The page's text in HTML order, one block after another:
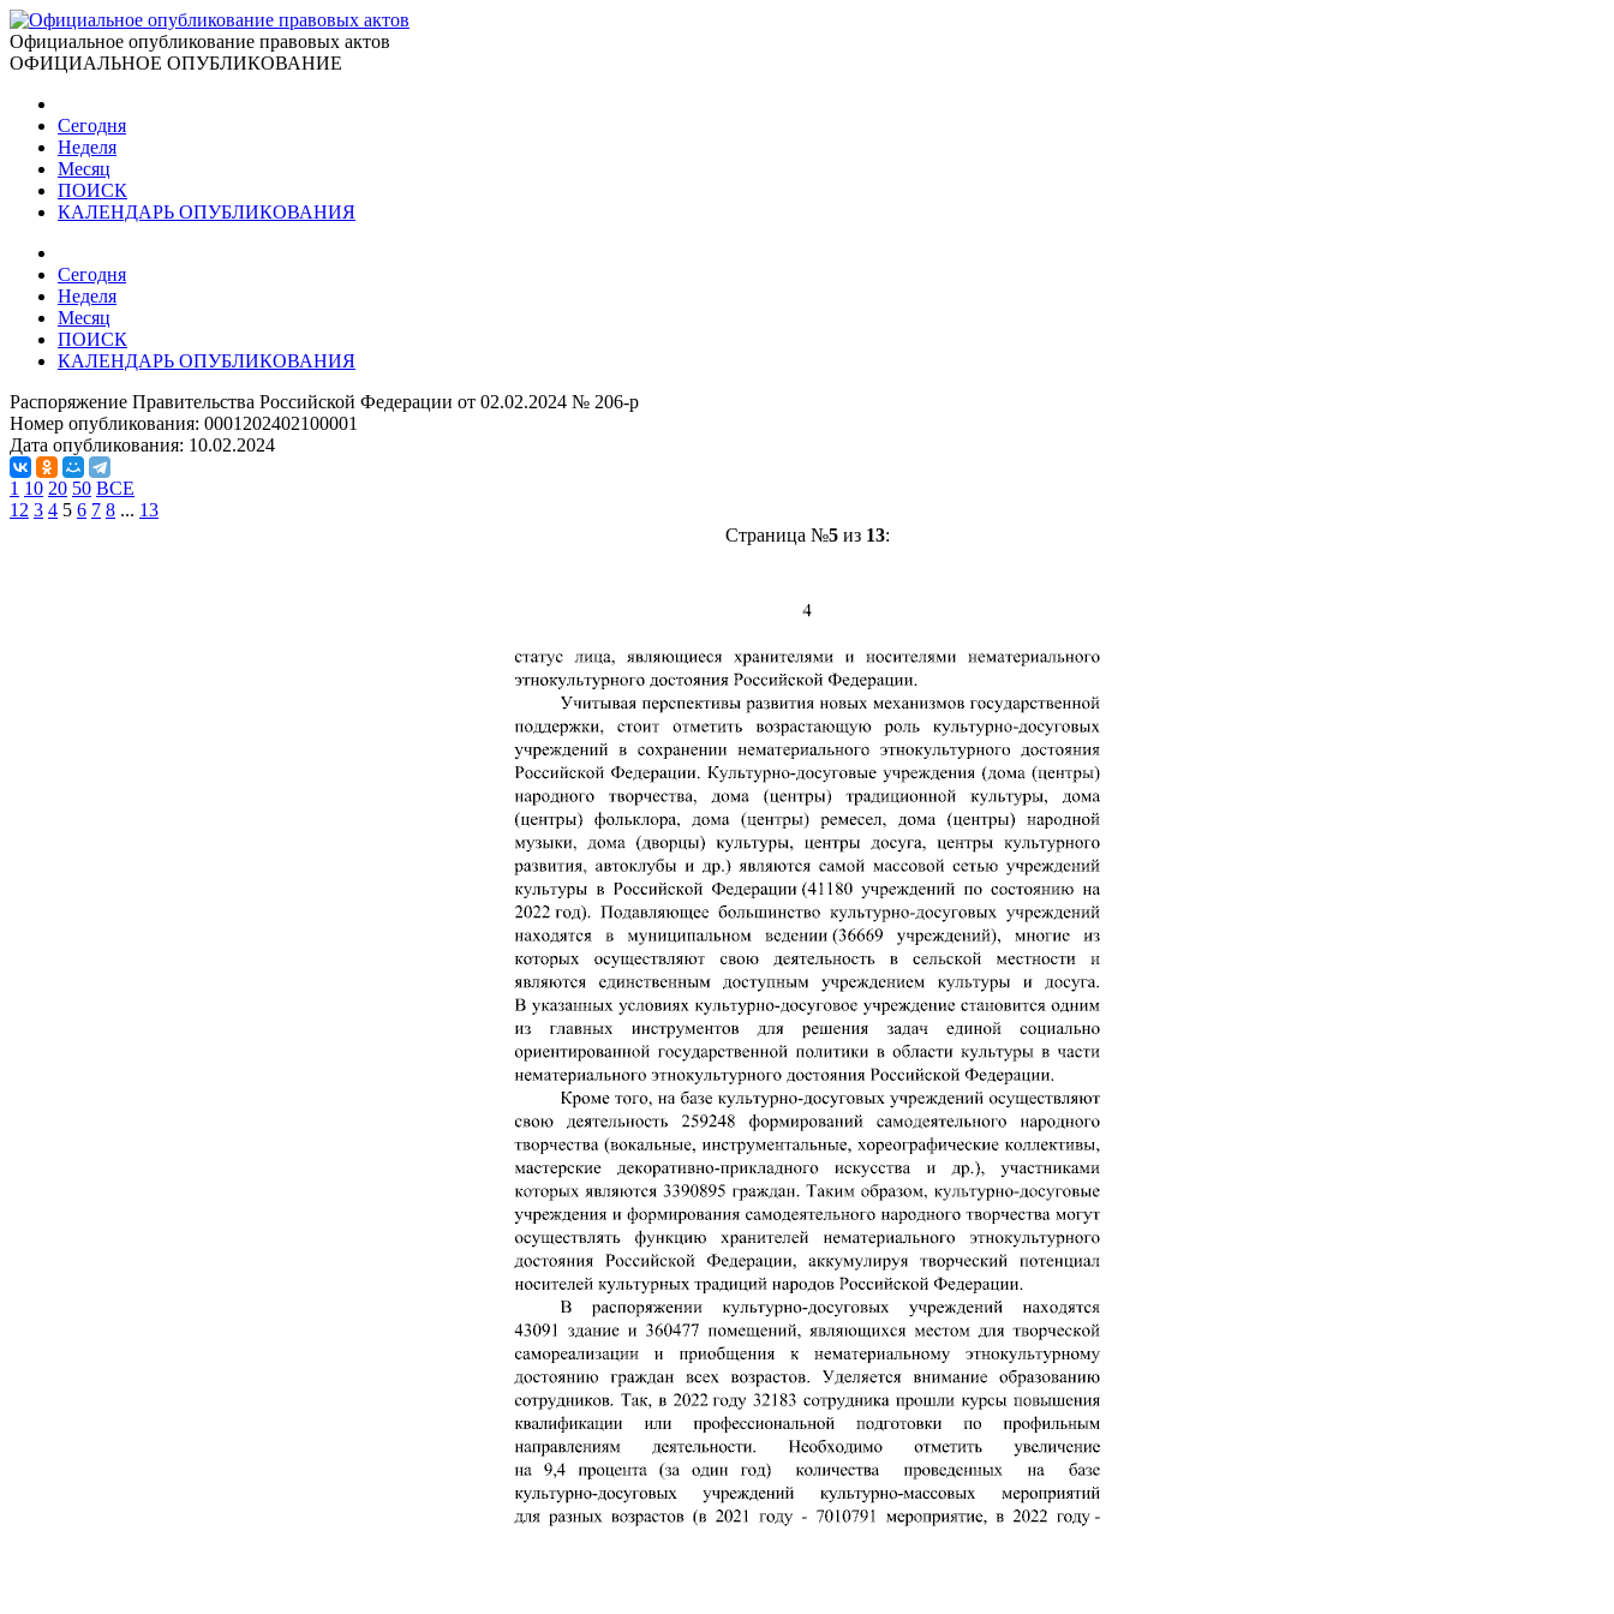
Официальное опубликование правовых актов
ОФИЦИАЛЬНОЕ ОПУБЛИКОВАНИЕ
Сегодня
Неделя
Месяц
ПОИСК
КАЛЕНДАРЬ ОПУБЛИКОВАНИЯ
Сегодня
Неделя
Месяц
ПОИСК
КАЛЕНДАРЬ ОПУБЛИКОВАНИЯ
Распоряжение Правительства Российской Федерации от 02.02.2024 № 206-р
Номер опубликования: 0001202402100001
Дата опубликования: 10.02.2024
1 10 20 50 ВСЕ
1 2 3 4 5 6 7 8 ... 13
Страница №5из 13: